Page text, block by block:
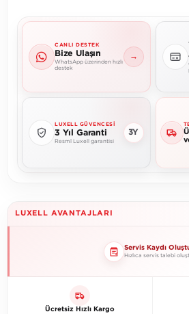
CANLI DESTEK
Bize Ulaşın
WhatsApp üzerinden hızlı
destek
→
LUXELL GÜVENCESI
3 Yıl Garanti
Resmî Luxell garantisi
3Y
LUXELL AVANTAJLARI
Servis Kaydı
Hızlıca servis talebi
Ücretsiz Hızlı Kargo